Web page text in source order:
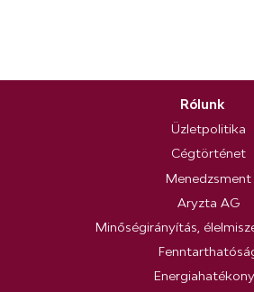
Rólunk
Üzletpolitika
Cégtörténet
Menedzsment
Aryzta AG
Minőségirányítás,